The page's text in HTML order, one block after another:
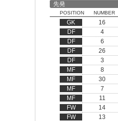
先発
POSITION NUMBER
GK 16
DF
4
DF
6
DF
26
DF
3
MF
8
MF
30
MF
7
MF
11
FW
14
FW
13